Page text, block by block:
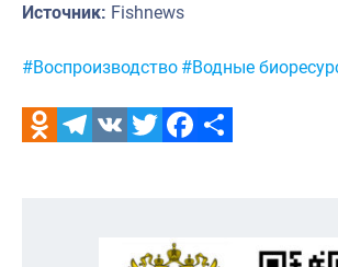
Источник: Fishnews
Метки:
#Воспроизводство #Водные